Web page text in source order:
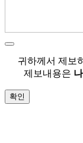
귀하께서 제보
제보내용은
확인